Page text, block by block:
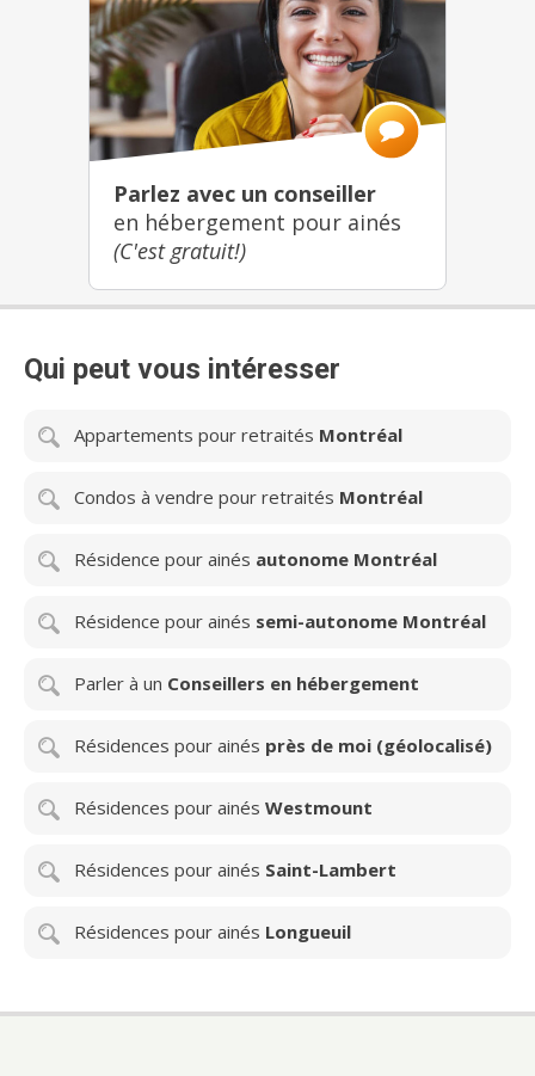
à proximité d’une multitude de services et de
commodités en plus d’offrir des vues spectaculaires
sur la montagne, le fleuve, le centre-ville ainsi que
Westmount, Eleva est à la hauteur de vos envies.
Parlez avec un conseiller
en hébergement pour ainés
(C'est gratuit!)
Qui peut vous intéresser
Appartements pour retraités Montréal
Condos à vendre pour retraités Montréal
Résidence pour ainés autonome Montréal
Résidence pour ainés semi-autonome Montréal
Parler à un Conseillers en hébergement
Résidences pour ainés près de moi (géolocalisé)
Résidences pour ainés Westmount
Résidences pour ainés Saint-Lambert
Résidences pour ainés Longueuil